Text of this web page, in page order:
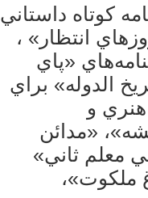
کوتاه داستاني
انتظار» ،
«پاي
الدوله» براي
و
«مدائن
معلم ثاني»
ملکوت»،